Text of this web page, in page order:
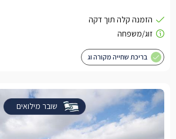
בריכת שחייה מקורה וג
שובר מילואים